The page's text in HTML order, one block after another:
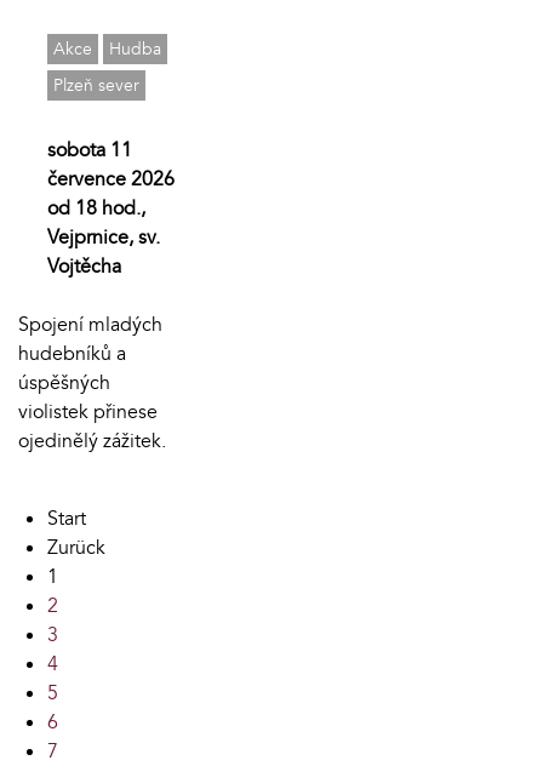
Akce
Hudba
Plzeň sever
sobota 11
července 2026
od 18 hod.,
Vejprnice, sv.
Vojtěcha
Spojení mladých
hudebníků a
úspěšných
violistek přinese
ojedinělý zážitek.
Start
Zurück
1
2
3
4
5
6
7